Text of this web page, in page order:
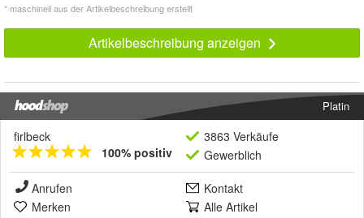
* maschinell aus der Artikelbeschreibung erstellt
Artikelbeschreibung anzeigen
Platin
firlbeck
100% positiv
3863 Verkäufe
Gewerblich
Anrufen
Kontakt
Merken
Alle Artikel